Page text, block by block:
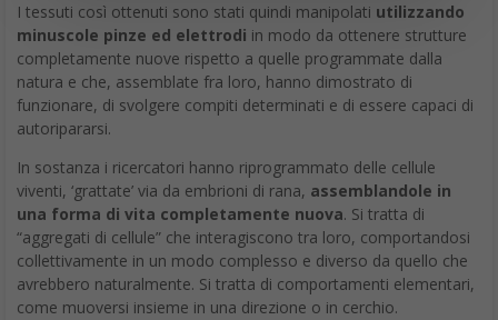
I tessuti così ottenuti sono stati quindi manipolati utilizzando
minuscole pinze ed elettrodi in modo da ottenere strutture
completamente nuove rispetto a quelle programmate dalla
natura e che, assemblate fra loro, hanno dimostrato di
funzionare, di svolgere compiti determinati e di essere capaci di
autoripararsi.
In sostanza i ricercatori hanno riprogrammato delle cellule
viventi, ‘grattate’ via da embrioni di rana, assemblandole in
una forma di vita completamente nuova. Si tratta di
“aggregati di cellule” che interagiscono tra loro, comportandosi
collettivamente in un modo complesso e diverso da quello che
avrebbero naturalmente. Si tratta di comportamenti elementari,
come muoversi insieme in una direzione o in cerchio.